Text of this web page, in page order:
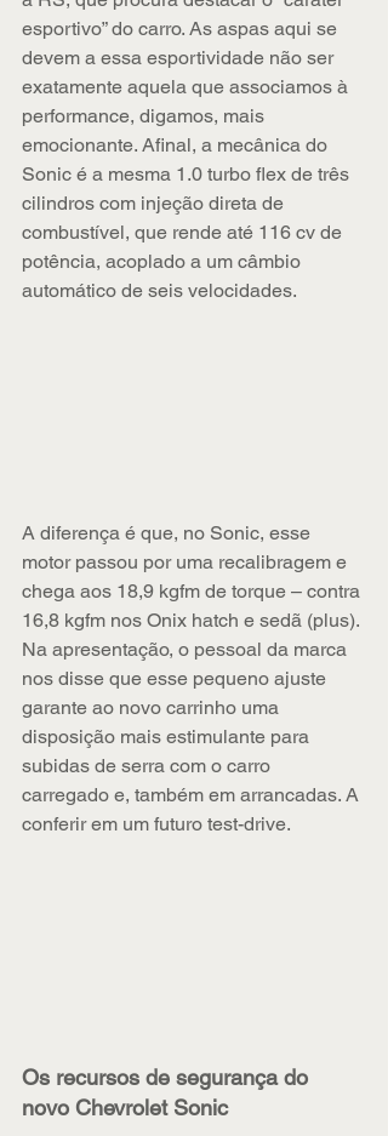
esportivo” do carro. As aspas aqui se
devem a essa esportividade não ser
exatamente aquela que associamos à
performance, digamos, mais
emocionante. Afinal, a mecânica do
Sonic é a mesma 1.0 turbo flex de três
cilindros com injeção direta de
combustível, que rende até 116 cv de
potência, acoplado a um câmbio
automático de seis velocidades.
A diferença é que, no Sonic, esse
motor passou por uma recalibragem e
chega aos 18,9 kgfm de torque – contra
16,8 kgfm nos Onix hatch e sedã (plus).
Na apresentação, o pessoal da marca
nos disse que esse pequeno ajuste
garante ao novo carrinho uma
disposição mais estimulante para
subidas de serra com o carro
carregado e, também em arrancadas. A
conferir em um futuro test-drive.
Os recursos de segurança do
novo Chevrolet Sonic